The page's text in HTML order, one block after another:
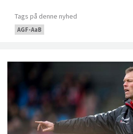
Tags på denne nyhed
AGF-AaB